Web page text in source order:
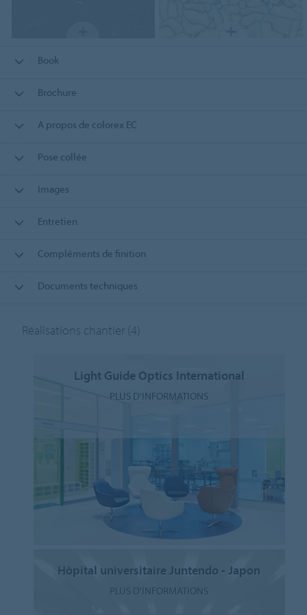
Book
Brochure
A propos de colorex EC
Pose collée
Images
Entretien
Compléments de finition
Documents techniques
Réalisations chantier (4)
Light Guide Optics International
PLUS D'INFORMATIONS
Hôpital universitaire Juntendo - Japon
PLUS D'INFORMATIONS